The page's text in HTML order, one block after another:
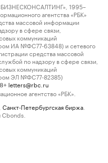
1995–
агентства «РБК»
массовой информации
в сфере связи,
коммуникаций
ИА №ФС77-63848) и сетевого
средства массовой
по надзору в сфере связи,
коммуникаций
ЭЛ №ФС77-82385)
letters@rbc.ru
агентство «РБК».
Санкт-Петербургская биржа